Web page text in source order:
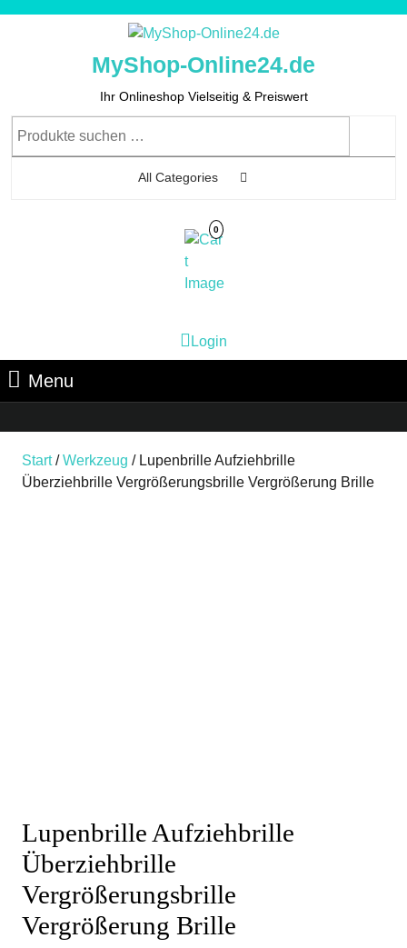
MyShop-Online24.de
Ihr Onlineshop Vielseitig & Preiswert
All Categories
0
Login
Menu
Start/Werkzeug / Lupenbrille Aufziehbrille
Überziehbrille Vergrößerungsbrille Vergrößerung Brille
Lupenbrille Aufziehbrille
Überziehbrille
Vergrößerungsbrille
Vergrößerung Brille